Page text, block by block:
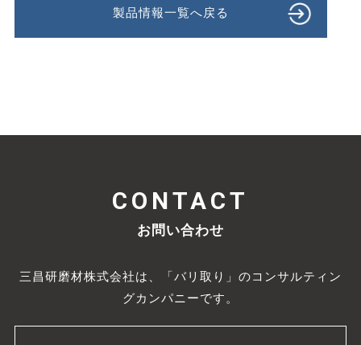
製品情報一覧へ戻る
CONTACT
お問い合わせ
三昌研磨材株式会社は、「バリ取り」のコンサルティン
グカンパニーです。